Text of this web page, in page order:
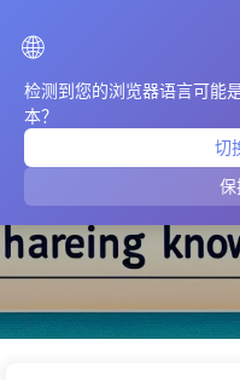
🌐
检测到您的浏览器语言可能
本？
切
保